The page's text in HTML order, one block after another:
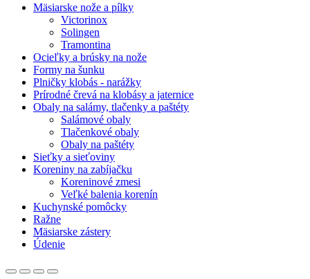
Mäsiarske nože a pílky
Victorinox
Solingen
Tramontina
Ocieľky a brúsky na nože
Formy na šunku
Plničky klobás - narážky
Prírodné črevá na klobásy a jaternice
Obaly na salámy, tlačenky a paštéty
Salámové obaly
Tlačenkové obaly
Obaly na paštéty
Sieťky a sieťoviny
Koreniny na zabíjačku
Koreninové zmesi
Veľké balenia korenín
Kuchynské pomôcky
Ražne
Mäsiarske zástery
Údenie